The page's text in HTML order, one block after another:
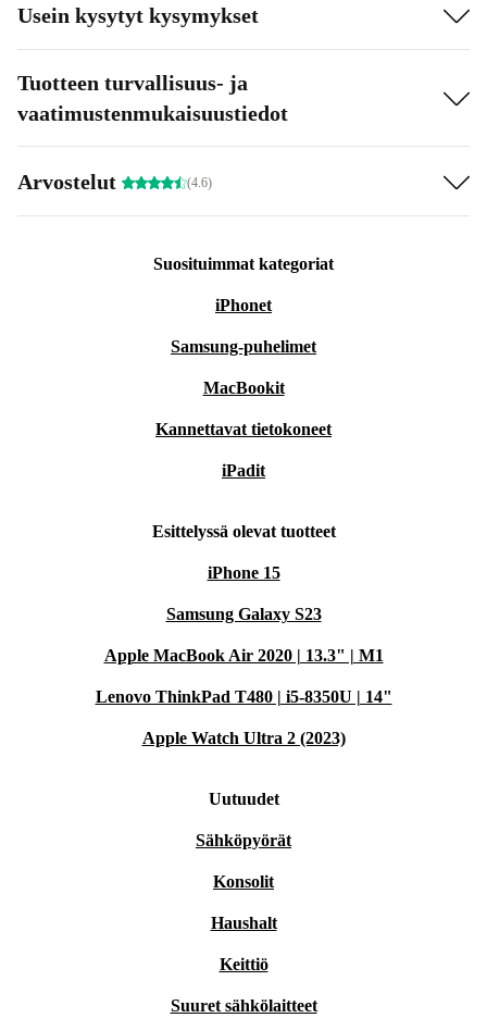
Usein kysytyt kysymykset
Tuotteen turvallisuus- ja
vaatimustenmukaisuustiedot
Arvostelut (4.6)
Suosituimmat kategoriat
iPhonet
Samsung-puhelimet
MacBookit
Kannettavat tietokoneet
iPadit
Esittelyssä olevat tuotteet
iPhone 15
Samsung Galaxy S23
Apple MacBook Air 2020 | 13.3" | M1
Lenovo ThinkPad T480 | i5-8350U | 14"
Apple Watch Ultra 2 (2023)
Uutuudet
Sähköpyörät
Konsolit
Haushalt
Keittiö
Suuret sähkölaitteet